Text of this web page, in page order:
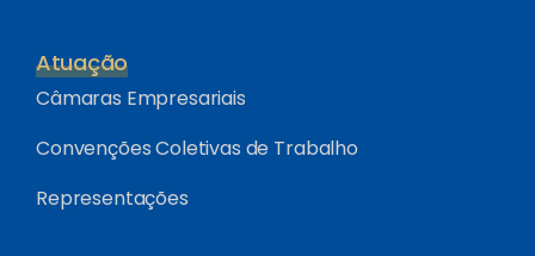
Atuação
Câmaras Empresariais
Convenções Coletivas de Trabalho
Representações